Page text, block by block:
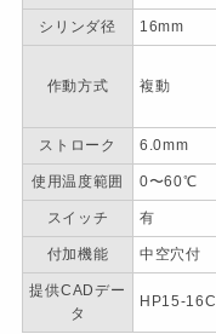
シリンダ径 16mm
作動方式 複動
ストローク 6.0mm
使用温度範囲 0〜60℃
スイッチ 有
付加機能 中空穴付
提供CADデー
タ
HP15-16C